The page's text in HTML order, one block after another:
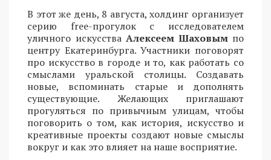
В этот же день, 8 августа, холдинг организует
серию free-прогулок с исследователем
уличного искусства Алексеем Шаховым по
центру Екатеринбурга. Участники поговорят
про искусство в городе и то, как работать со
смыслами уральской столицы. Создавать
новые, вспоминать старые и дополнять
существующие. Желающих приглашают
прогуляться по привычным улицам, чтобы
поговорить о том, как история, искусство и
креативные проекты создают новые смыслы
вокруг и как это влияет на наше восприятие.